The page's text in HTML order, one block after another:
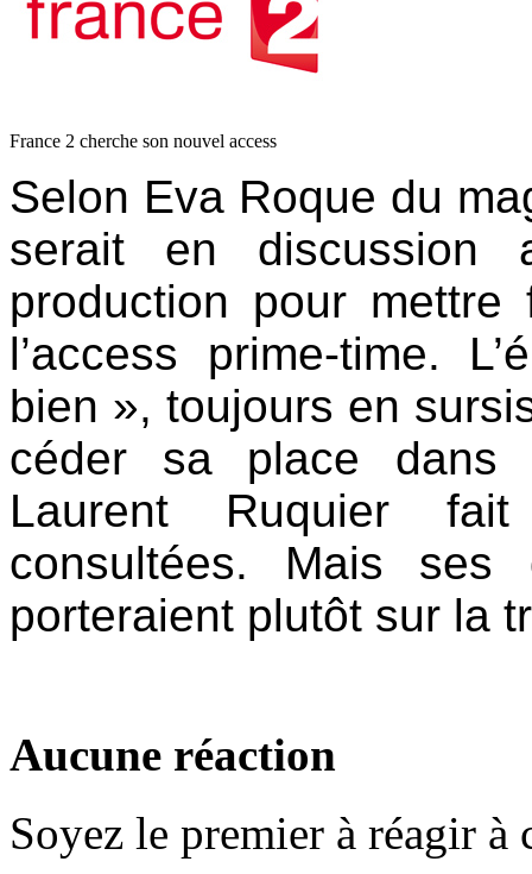
France 2 cherche son nouvel access
Selon Eva Roque du
serait en discussion
production pour
l’access prime-time.
bien », toujours en
céder sa place dans
Laurent Ruquier
consultées. Mais ses
porteraient plutôt sur la
Aucune réaction
Soyez le premier à réagir à